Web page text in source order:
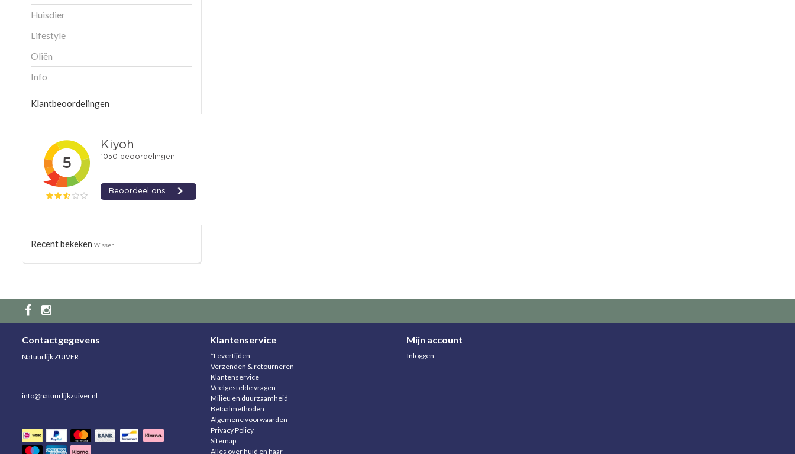
Huisdier
Lifestyle
Oliën
Info
Klantbeoordelingen
Recent bekeken Wissen
Contactgegevens
Natuurlijk ZUIVER
info@natuurlijkzuiver.nl
Klantenservice
*Levertijden
Verzenden & retourneren
Klantenservice
Veelgestelde vragen
Milieu en duurzaamheid
Betaalmethoden
Algemene voorwaarden
Privacy Policy
Sitemap
Alles over huid en haar
Mijn account
Inloggen